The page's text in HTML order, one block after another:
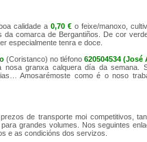
calidade a 0,70 € o feixe/manoxo,
da comarca de Bergantiños. De cor
especialmente tenra e doce.
(Coristanco) no tléfono 620504534
nosa granxa calquera día da semana.
Amosarémoste como é o noso
de transporte moi competitivos,
grandes volumes. Nos seguintes
e as condicións dos servizos.